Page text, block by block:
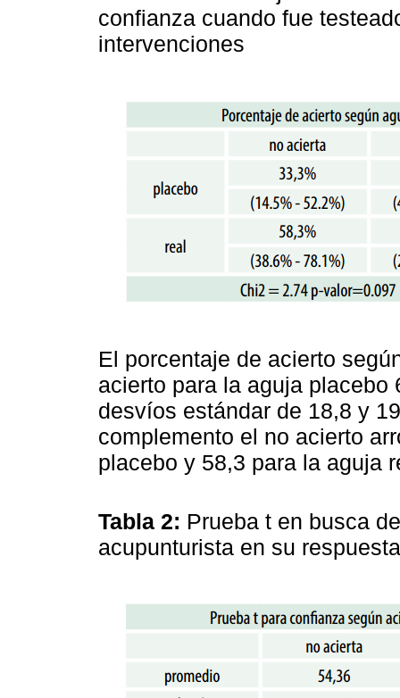
confianza cuando fue
intervenciones
El porcentaje de acierto
acierto para la aguja placebo
desvíos estándar de 18,8 y
complemento el no acierto
placebo y 58,3 para la aguja
Tabla 2: Prueba t en busca
acupunturista en su